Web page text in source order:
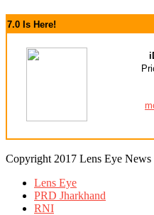
7.0 Is Here!
Copyright 2017 Lens Eye News
Lens Eye
PRD Jharkhand
RNI